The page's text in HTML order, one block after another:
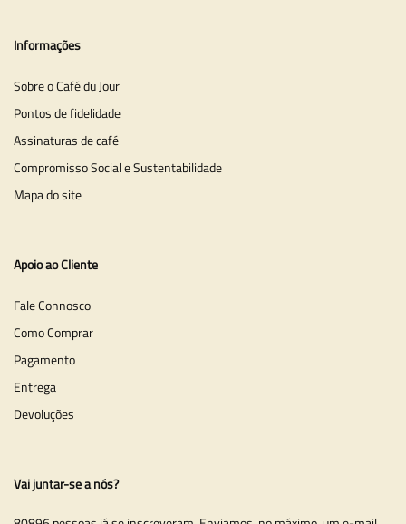
Informações
Sobre o Café du Jour
Pontos de fidelidade
Assinaturas de café
Compromisso Social e Sustentabilidade
Mapa do site
Apoio ao Cliente
Fale Connosco
Como Comprar
Pagamento
Entrega
Devoluções
Vai juntar-se a nós?